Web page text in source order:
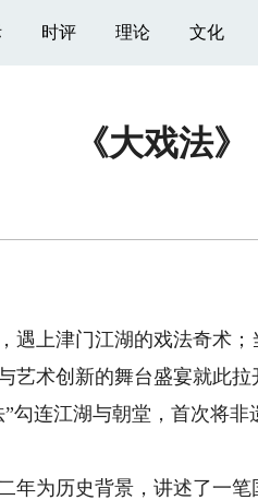
时评 理论 文化
《大戏法
上津门江湖的戏法奇术；
术创新的舞台盛宴就此拉
勾连江湖与朝堂，首次将
为历史背景，讲述了一笔